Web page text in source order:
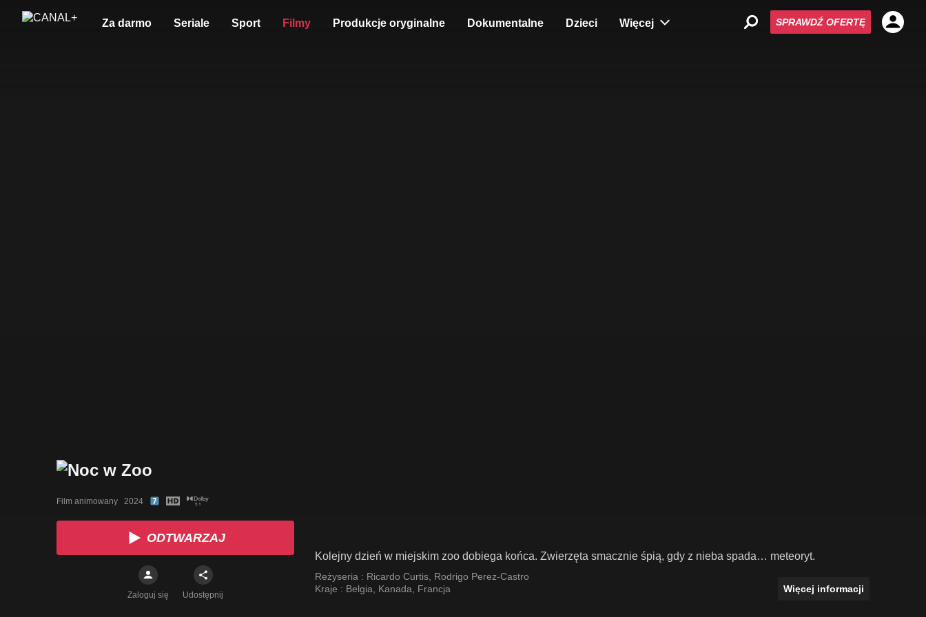
Za darmo Seriale Sport Filmy Produkcje oryginalne Dokumentalne Dzieci Więcej SPRAWDŹ OFERTĘ
Film animowany   2024
ODTWARZAJ
Zaloguj się Udostępnij
Kolejny dzień w miejskim zoo dobiega końca. Zwierzęta smacznie śpią, gdy z nieba spada… meteoryt.
Reżyseria : Ricardo Curtis Rodrigo Perez-Castro
Kraje : Belgia Kanada Francja Więcej informacji